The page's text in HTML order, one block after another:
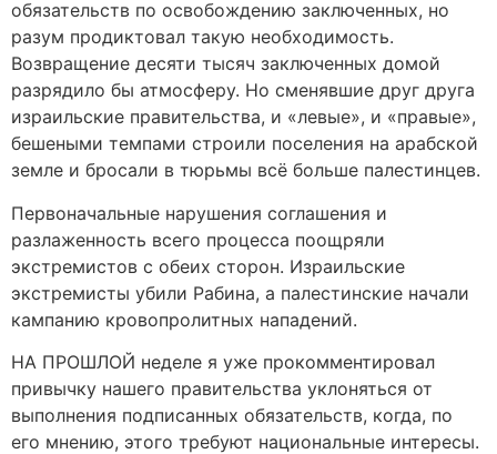
обязательств по освобождению заключенных, но
разум продиктовал такую необходимость.
Возвращение десяти тысяч заключенных домой
разрядило бы атмосферу. Но сменявшие друг друга
израильские правительства, и «левые», и «правые»,
бешеными темпами строили поселения на арабской
земле и бросали в тюрьмы всё больше палестинцев.
Первоначальные нарушения соглашения и
разлаженность всего процесса поощряли
экстремистов с обеих сторон. Израильские
экстремисты убили Рабина, а палестинские начали
кампанию кровопролитных нападений.
НА ПРОШЛОЙ неделе я уже прокомментировал
привычку нашего правительства уклоняться от
выполнения подписанных обязательств, когда, по
его мнению, этого требуют национальные интересы.